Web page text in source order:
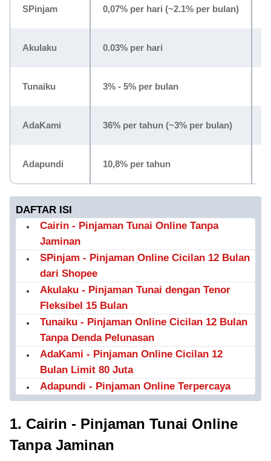
SPinjam 0,07% per hari (~2.1% per bulan)
Akulaku 0.03% per hari
Tunaiku 3% - 5% per bulan
AdaKami 36% per tahun (~3% per bulan)
Adapundi 10,8% per tahun
DAFTAR ISI
Cairin - Pinjaman Tunai Online Tanpa
Jaminan
SPinjam - Pinjaman Online Cicilan 12 Bulan
dari Shopee
Akulaku - Pinjaman Tunai dengan Tenor
Fleksibel 15 Bulan
Tunaiku - Pinjaman Online Cicilan 12 Bulan
Tanpa Denda Pelunasan
AdaKami - Pinjaman Online Cicilan 12
Bulan Limit 80 Juta
Adapundi - Pinjaman Online Terpercaya
1. Cairin - Pinjaman Tunai Online
Tanpa Jaminan